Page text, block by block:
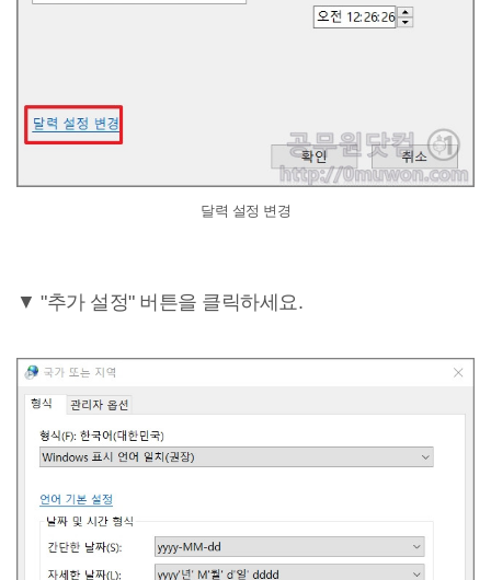
달력 설정 변경
▼ "추가 설정" 버튼을 클릭하세요.